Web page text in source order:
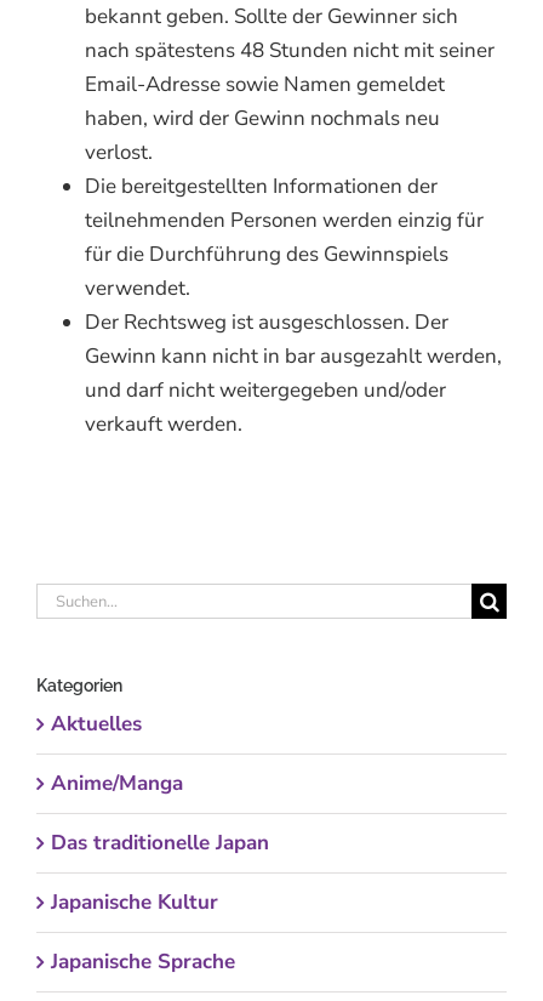
bekannt geben. Sollte der Gewinner sich
nach spätestens 48 Stunden nicht mit seiner
Email-Adresse sowie Namen gemeldet
haben, wird der Gewinn nochmals neu
verlost.
Die bereitgestellten Informationen der
teilnehmenden Personen werden einzig für
für die Durchführung des Gewinnspiels
verwendet.
Der Rechtsweg ist ausgeschlossen. Der
Gewinn kann nicht in bar ausgezahlt werden,
und darf nicht weitergegeben und/oder
verkauft werden.
Suche
Kategorien
Aktuelles
Anime/Manga
Das traditionelle Japan
Japanische Kultur
Japanische Sprache